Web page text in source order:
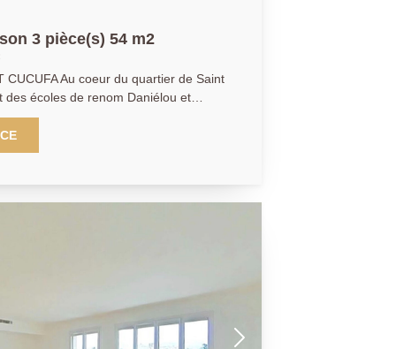
3 pièce(s) 54 m2
CUCUFA Au coeur du quartier de Saint
écoles de renom Daniélou et
jolie maison indépendante de
rénovée en 2025. La maison propose
près de 18m² exposé Est , avec une